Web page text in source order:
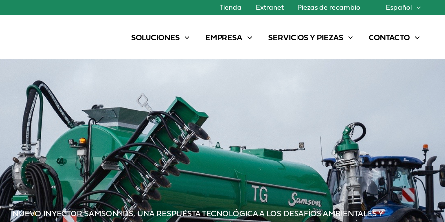
Tienda Extranet Piezas de recambio Español
SOLUCIONES EMPRESA SERVICIOS Y PIEZAS CONTACTO
NUEVO INYECTOR SAMSON IDS, UNA RESPUESTA TECNOLÓGICA A LOS DESAFÍOS AMBIENTALES Y